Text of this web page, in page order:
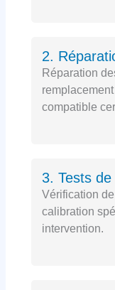
2.
Réparation
compatible
3. Tests
Vérification
calibration
intervention.